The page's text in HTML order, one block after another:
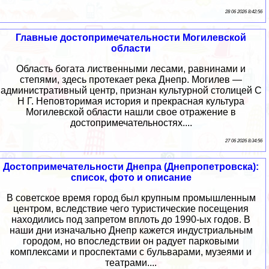
28 06 2026 8:42:56
Главные достопримечательности Могилевской
области
Область богата лиственными лесами, равнинами и
степями, здесь протекает река Днепр. Могилев —
административный центр, признан культурной столицей С
Н Г. Неповторимая история и прекрасная культура
Могилевской области нашли свое отражение в
достопримечательностях....
27 06 2026 8:34:56
Достопримечательности Днепра (Днепропетровска):
список, фото и описание
В советское время город был крупным промышленным
центром, вследствие чего туристические посещения
находились под запретом вплоть до 1990-ых годов. В
наши дни изначально Днепр кажется индустриальным
городом, но впоследствии он радует парковыми
комплексами и проспектами с бульварами, музеями и
театрами....